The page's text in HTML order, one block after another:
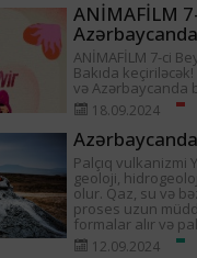
ANİMAFİLM
ANİMAFİLM 7-ci
Bakıda
və Azərbaycanda
18.09.2024
Palçıq vulkanizmi
geoloji,
olur. Qaz, su və
proses uzun
formalar alır və
12.09.2024